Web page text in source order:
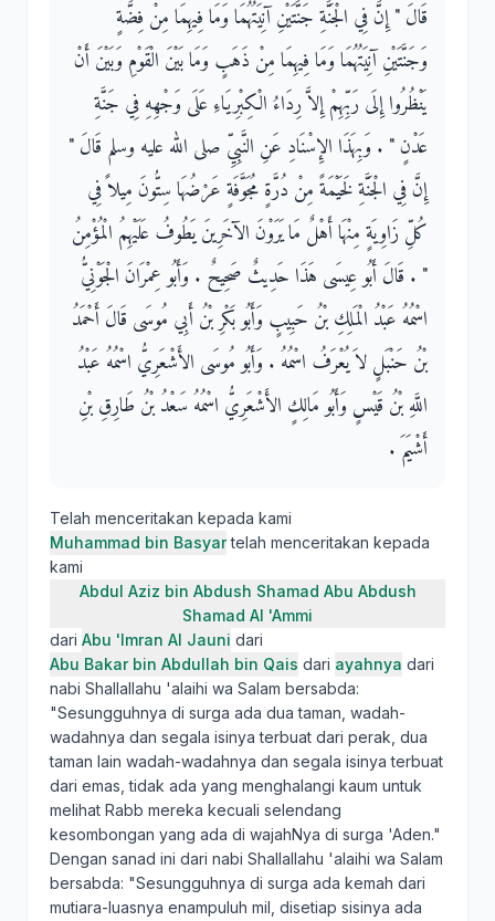
قَالَ ‏"‏ إِنَّ فِي الْجَنَّةِ جَنَّتَيْنِ آنِيَتُهُمَا وَمَا فِيهِمَا مِنْ فِضَّةٍ
وَجَنَّتَيْنِ آنِيَتُهُمَا وَمَا فِيهِمَا مِنْ ذَهَبٍ وَمَا بَيْنَ الْقَوْمِ وَبَيْنَ أَنْ
يَنْظُرُوا إِلَى رَبِّهِمْ إِلاَّ رِدَاءُ الْكِبْرِيَاءِ عَلَى وَجْهِهِ فِي جَنَّةِ
عَدْنٍ ‏"‏ ‏.‏ وَبِهَذَا الإِسْنَادِ عَنِ النَّبِيِّ صلى الله عليه وسلم قَالَ ‏"‏
إِنَّ فِي الْجَنَّةِ لَخَيْمَةً مِنْ دُرَّةٍ مُجَوَّفَةٍ عَرْضُهَا سِتُّونَ مِيلاً فِي
كُلِّ زَاوِيَةٍ مِنْهَا أَهْلٌ مَا يَرَوْنَ الآخَرِينَ يَطُوفُ عَلَيْهِمُ الْمُؤْمِنُ
‏"‏ ‏.‏ قَالَ أَبُو عِيسَى هَذَا حَدِيثٌ صَحِيحٌ ‏.‏ وَأَبُو عِمْرَانَ الْجَوْنِيُّ
اسْمُهُ عَبْدُ الْمَلِكِ بْنُ حَبِيبٍ وَأَبُو بَكْرِ بْنُ أَبِي مُوسَى قَالَ أَحْمَدُ
بْنُ حَنْبَلٍ لاَ يُعْرَفُ اسْمُهُ ‏.‏ وَأَبُو مُوسَى الأَشْعَرِيُّ اسْمُهُ عَبْدُ
اللَّهِ بْنُ قَيْسٍ وَأَبُو مَالِكٍ الأَشْعَرِيُّ اسْمُهُ سَعْدُ بْنُ طَارِقِ بْنِ
أَشْيَمَ ‏.‏
Telah menceritakan kepada kami
Muhammad bin Basyartelah menceritakan kepada
kami
Abdul Aziz bin Abdush Shamad Abu Abdush
Shamad Al 'Ammi
dari Abu 'Imran Al Jauni dari
Abu Bakar bin Abdullah bin Qais dari ayahnya dari
nabi Shallallahu 'alaihi wa Salam bersabda:
"Sesungguhnya di surga ada dua taman, wadah-
wadahnya dan segala isinya terbuat dari perak, dua
taman lain wadah-wadahnya dan segala isinya terbuat
dari emas, tidak ada yang menghalangi kaum untuk
melihat Rabb mereka kecuali selendang
kesombongan yang ada di wajahNya di surga 'Aden."
Dengan sanad ini dari nabi Shallallahu 'alaihi wa Salam
bersabda: "Sesungguhnya di surga ada kemah dari
mutiara-luasnya enampuluh mil, disetiap sisinya ada